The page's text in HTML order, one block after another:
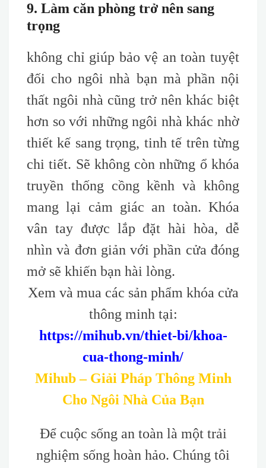
9. Làm căn phòng trở nên sang
trọng
không chỉ giúp bảo vệ an toàn tuyệt
đối cho ngôi nhà bạn mà phần nội
thất ngôi nhà cũng trở nên khác biệt
hơn so với những ngôi nhà khác nhờ
thiết kế sang trọng, tinh tế trên từng
chi tiết. Sẽ không còn những ổ khóa
truyền thống cồng kềnh và không
mang lại cảm giác an toàn. Khóa
vân tay được lắp đặt hài hòa, dễ
nhìn và đơn giản với phần cửa đóng
mở sẽ khiến bạn hài lòng.
Xem và mua các sản phẩm khóa cửa
thông minh tại:
https://mihub.vn/thiet-bi/khoa-
cua-thong-minh/
Mihub – Giải Pháp Thông Minh
Cho Ngôi Nhà Của Bạn
Để cuộc sống an toàn là một trải
nghiệm sống hoàn hảo. Chúng tôi